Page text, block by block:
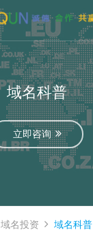
域名科普
立即咨询
域名投资 域名科普